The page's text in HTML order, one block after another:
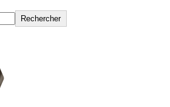
Rechercher